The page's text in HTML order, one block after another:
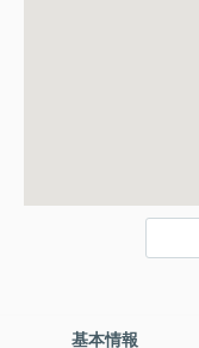
基本情報